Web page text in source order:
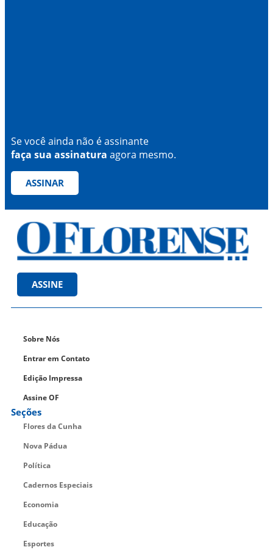
Se você ainda não é assinante
faça sua assinatura agora mesmo.
ASSINAR
ASSINE
Sobre Nós
Entrar em Contato
Edição Impressa
Assine OF
Seções
Flores da Cunha
Nova Pádua
Política
Cadernos Especiais
Economia
Educação
Esportes